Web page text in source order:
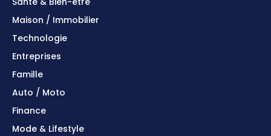
Maison / Immobilier
Technologie
Entreprises
Famille
Auto / Moto
Finance
Mode & Lifestyle